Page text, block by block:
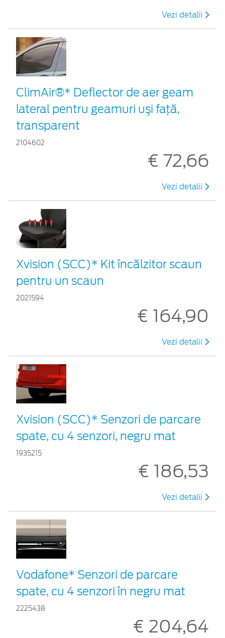
Vezi detalii
ClimAir®* Deflector de aer geam
lateral pentru geamuri uşi faţă,
transparent
2104602
€ 72,66
Vezi detalii
Xvision (SCC)* Kit încălzitor scaun
pentru un scaun
2021594
€ 164,90
Vezi detalii
Xvision (SCC)* Senzori de parcare
spate, cu 4 senzori, negru mat
1935215
€ 186,53
Vezi detalii
Vodafone* Senzori de parcare
spate, cu 4 senzori în negru mat
2225438
€ 204,64